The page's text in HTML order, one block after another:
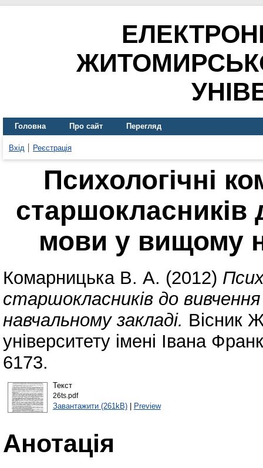
Головна Про сайт Перегляд
Вхід Реєстрація
Психологічні
старшокласників
мови у вищому
Комарницька В. А. (2012)
старшокласників до
навчальному закладі. Вісник
університету імені Івана
6173.
Текст
26ts.pdf
Завантажити (261kB)| Preview
Анотація